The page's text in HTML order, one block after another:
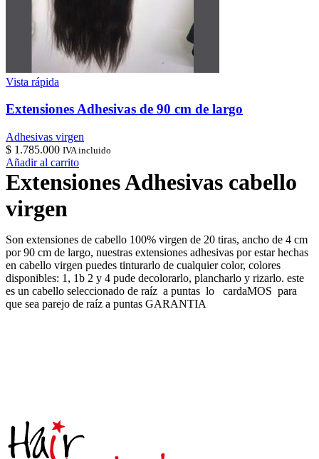
Vista rápida
Extensiones Adhesivas de 90 cm de largo
Adhesivas virgen
$ 1.785.000 IVA incluido
Añadir al carrito
Extensiones Adhesivas cabello
virgen
Son extensiones de cabello 100% virgen de 20 tiras, ancho de 4 cm
por 90 cm de largo, nuestras extensiones adhesivas por estar hechas
en cabello virgen puedes tinturarlo de cualquier color, colores
disponibles: 1, 1b 2 y 4 pude decolorarlo, plancharlo y rizarlo. este
es un cabello seleccionado de raíz a puntas lo cardaMOS para
que sea parejo de raíz a puntas GARANTIA